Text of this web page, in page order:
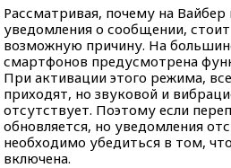
Рассматривая, почему на Вайбер
уведомления о сообщении,
возможную причину. На
смартфонов предусмотрена
При активации этого режима,
приходят, но звуковой и
отсутствует. Поэтому если
обновляется, но уведомления
необходимо убедиться в том,
включена.